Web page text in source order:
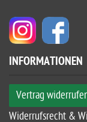
INFORMATIONEN
Vertrag
Widerrufsrecht &